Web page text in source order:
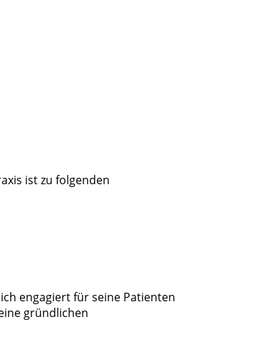
ist zu folgenden
engagiert für seine Patienten
gründlichen